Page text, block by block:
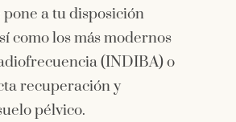
a tu disposición
como los más modernos
(INDIBA) o
recuperación y
pélvico.